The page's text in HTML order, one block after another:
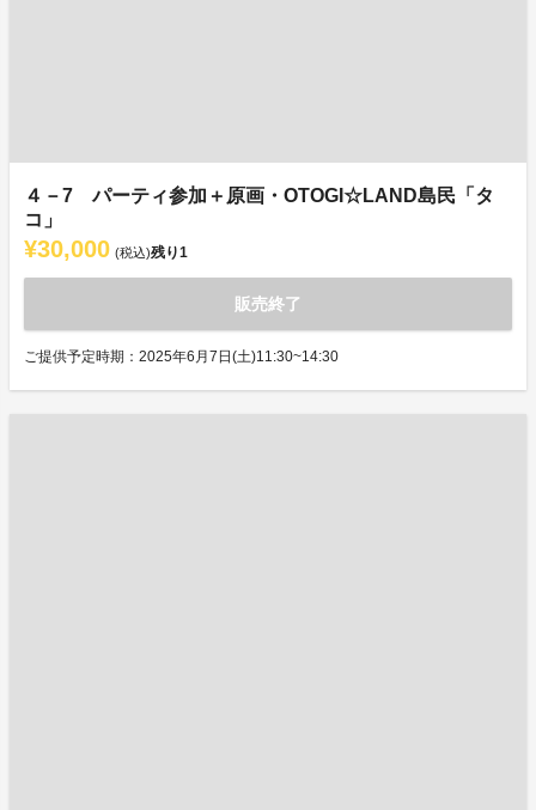
４－7 パーティ参加＋原画・OTOGI☆LAND島民「タ
コ」
¥30,000 (税込)残り1
販売終了
ご提供予定時期：2025年6月7日(土)11:30~14:30